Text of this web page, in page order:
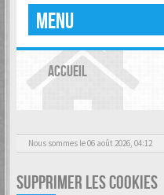
MENU
ACCUEIL
Nous sommes le 06 août 2026, 04:12
SUPPRIMER LES COOKIES